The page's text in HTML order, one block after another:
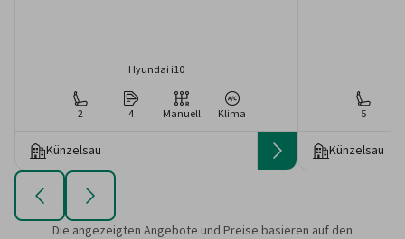
Hyundai i10
2 4 Manuell Klima
Künzelsau
5
Künzelsau
Die angezeigten Angebote und Preise basieren auf den